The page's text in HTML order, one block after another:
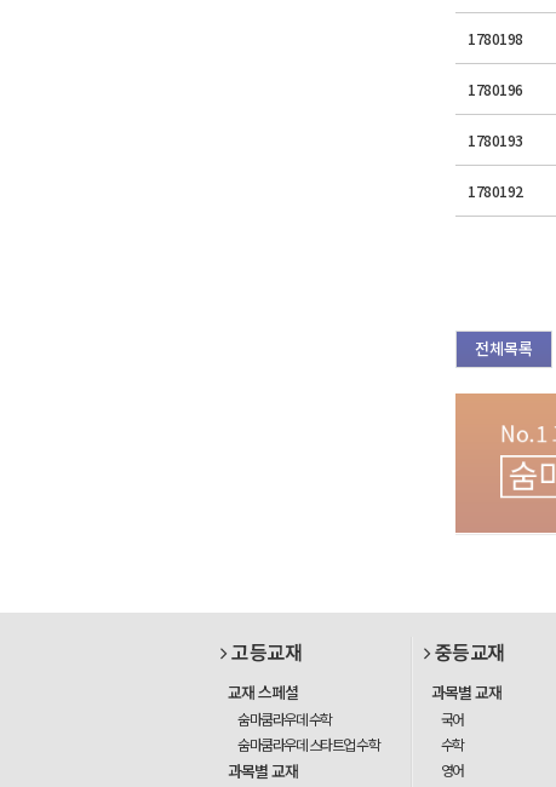
1780198
1780196
1780193
1780192
전체목록
고등교재
교재 스페셜
숨마쿰라우데 수학
숨마쿰라우데 스타트업 수학
과목별 교재
중등교재
과목별 교재
국어
수학
영어